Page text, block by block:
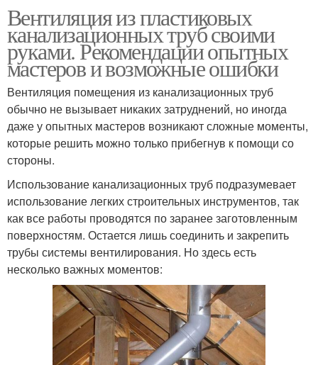
Вентиляция из пластиковых
канализационных труб своими
руками. Рекомендации опытных
мастеров и возможные ошибки
Вентиляция помещения из канализационных труб
обычно не вызывает никаких затруднений, но иногда
даже у опытных мастеров возникают сложные моменты,
которые решить можно только прибегнув к помощи со
стороны.
Использование канализационных труб подразумевает
использование легких строительных инструментов, так
как все работы проводятся по заранее заготовленным
поверхностям. Остается лишь соединить и закрепить
трубы системы вентилирования. Но здесь есть
несколько важных моментов: